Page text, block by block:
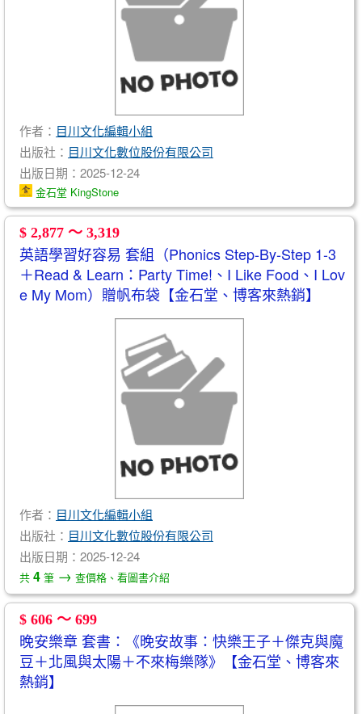
作者： 目川文化編輯小組
出版社： 目川文化數位股份有限公司
出版日期：2025-12-24
金石堂 KingStone
$ 2,877 ～ 3,319
英語學習好容易 套組（Phonics Step-By-Step 1-3
＋Read & Learn：Party Time!、I Like Food、I Lov
e My Mom）贈帆布袋【金石堂、博客來熱銷】
作者： 目川文化編輯小組
出版社： 目川文化數位股份有限公司
出版日期：2025-12-24
共 4 筆 → 查價格、看圖書介紹
$ 606 ～ 699
晚安樂章 套書：《晚安故事：快樂王子＋傑克與魔
豆＋北風與太陽＋不來梅樂隊》【金石堂、博客來
熱銷】